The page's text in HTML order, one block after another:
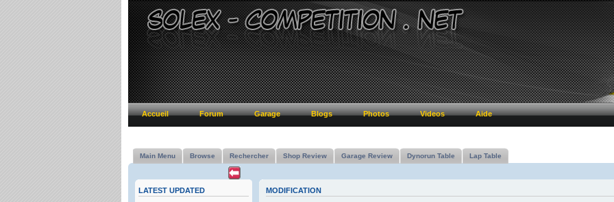
Accueil Forum Garage Blogs Photos Videos Aide
Main Menu Browse Rechercher Shop Review Garage Review Dynorun Table Lap Table
LATEST UPDATED MODIFICATION